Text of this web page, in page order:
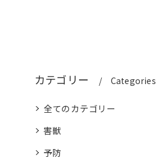
カテゴリー Categories
全てのカテゴリー
害獣
予防